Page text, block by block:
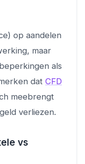
op aandelen
maar
als
dat CFD
meebrengt
verliezen.
vs